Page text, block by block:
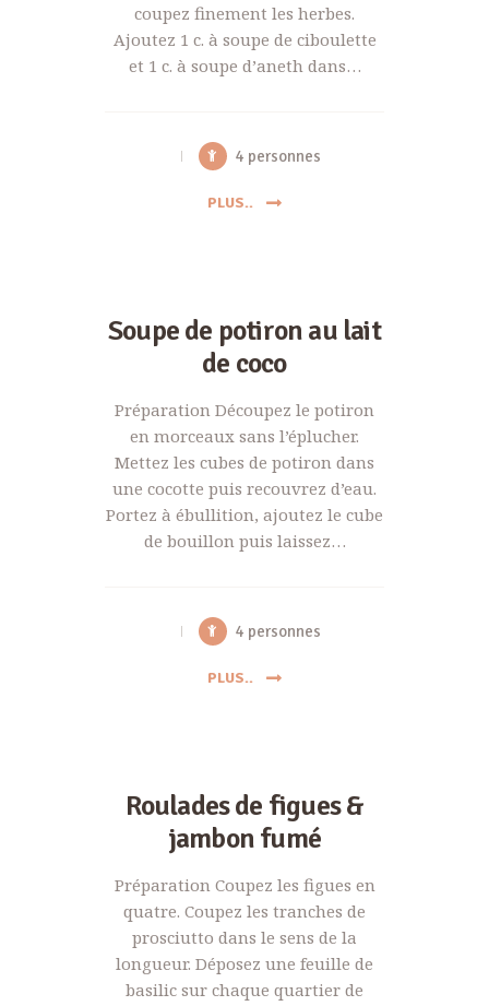
coupez finement les herbes.
Ajoutez 1 c. à soupe de ciboulette
et 1 c. à soupe d’aneth dans…
4 personnes
PLUS..
Soupe de potiron au lait
de coco
Préparation Découpez le potiron
en morceaux sans l’éplucher.
Mettez les cubes de potiron dans
une cocotte puis recouvrez d’eau.
Portez à ébullition, ajoutez le cube
de bouillon puis laissez…
4 personnes
PLUS..
Roulades de figues &
jambon fumé
Préparation Coupez les figues en
quatre. Coupez les tranches de
prosciutto dans le sens de la
longueur. Déposez une feuille de
basilic sur chaque quartier de